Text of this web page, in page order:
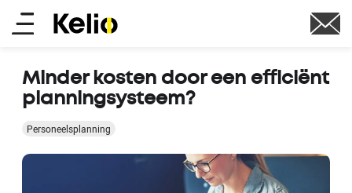
Overslaan
en
inhoud
gaan
Main
Minder kosten door een efficiënt
planningsysteem?
Personeelsplanning